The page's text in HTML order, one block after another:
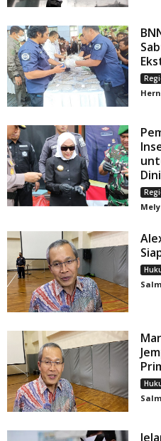
Mely